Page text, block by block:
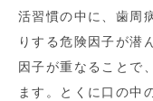
活習慣の中に、歯周
りする危険因子が潜
因子が重なることで
ます。とくに口の中